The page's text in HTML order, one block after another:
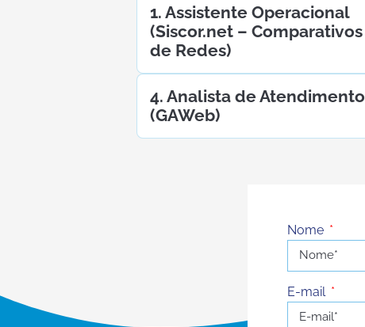
1. Assistente Operacional
(Siscor.net – Comparativos
de Redes)
4. Analista de Atendimento
(GAWeb)
Nome
E-mail